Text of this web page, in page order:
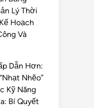
Lý Thời
Hoạch
Và
Dẫn Hơn:
Nhẽo”
Kỹ Năng
Bí Quyết